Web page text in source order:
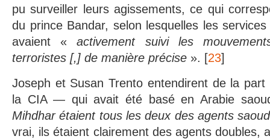
pu surveiller leurs agissements, ce qui
du prince Bandar, selon lesquelles les
avaient «activement suivi les
terroristes [,] de manière précise ». [23]
Joseph et Susan Trento entendirent de la part
la CIA — qui avait été basé en Arabie
Mihdhar étaient tous les deux des agents
vrai, ils étaient clairement des agents doubles,